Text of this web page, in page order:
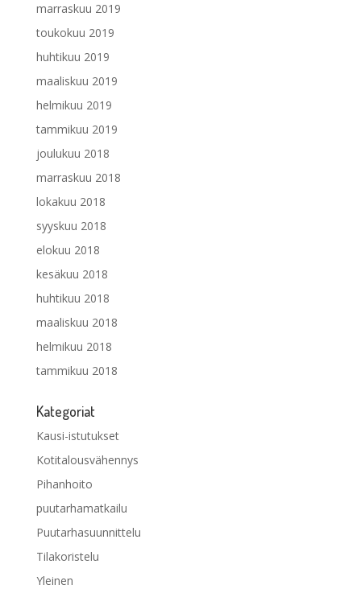
marraskuu 2019
toukokuu 2019
huhtikuu 2019
maaliskuu 2019
helmikuu 2019
tammikuu 2019
joulukuu 2018
marraskuu 2018
lokakuu 2018
syyskuu 2018
elokuu 2018
kesäkuu 2018
huhtikuu 2018
maaliskuu 2018
helmikuu 2018
tammikuu 2018
Kategoriat
Kausi-istutukset
Kotitalousvähennys
Pihanhoito
puutarhamatkailu
Puutarhasuunnittelu
Tilakoristelu
Yleinen